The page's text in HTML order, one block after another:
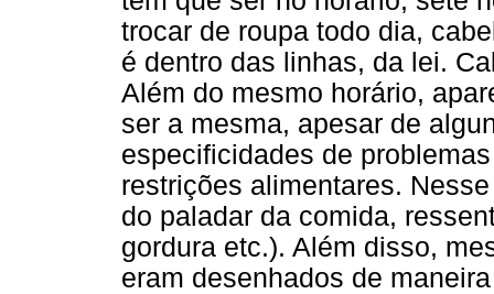
trocar de roupa todo dia,
é dentro das linhas, da lei.
Além do mesmo horário,
ser a mesma, apesar de
especificidades de
restrições alimentares.
do paladar da comida,
gordura etc.). Além disso,
eram desenhados de